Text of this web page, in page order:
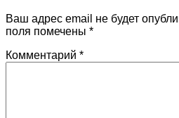
Ваш адрес email не будет
поля помечены *
Комментарий *